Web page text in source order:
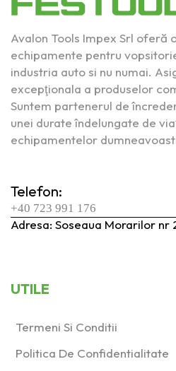
Avalon Tools Impex Srl oferă
echipamente pentru
industria auto si nu numai.
excepţionala a produselor
Suntem partenerul de
unei durate îndelungate de
echipamentelor
Telefon:
+40 723 991 176
Adresa: Soseaua Morarilor nr
UTILE
Termeni Si Conditii
Politica De Confidentialitate